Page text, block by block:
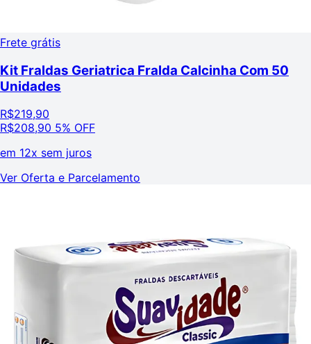
Frete grátis
Kit Fraldas Geriatrica Fralda Calcinha Com 50
Unidades
R$219,90
R$208,90 5% OFF
em 12x sem juros
Ver Oferta e Parcelamento